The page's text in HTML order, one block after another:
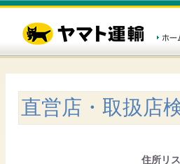
直営店・取扱店
住所リ